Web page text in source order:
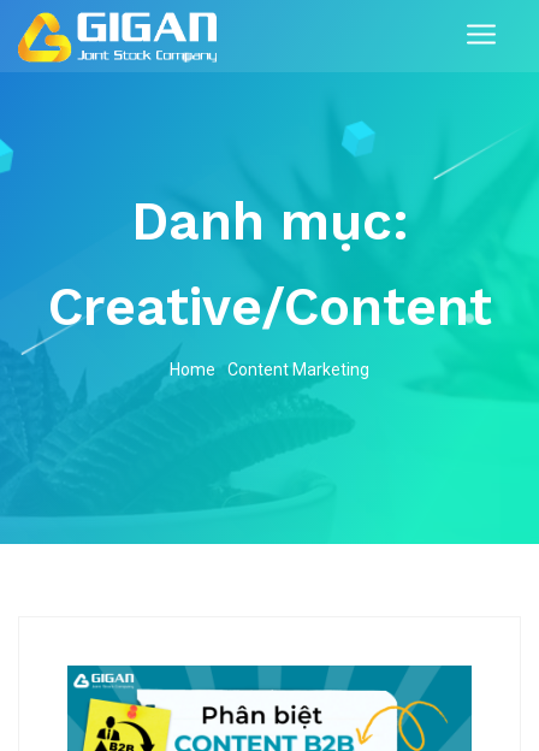
Danh mục:
Creative/Content
Home Content Marketing